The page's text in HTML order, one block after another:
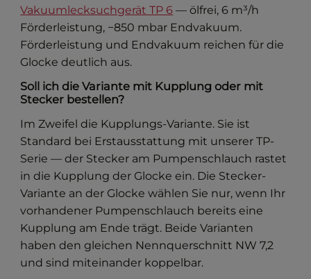
Vakuumlecksuchgerät TP 6 — ölfrei, 6 m³/h
Förderleistung, −850 mbar Endvakuum.
Förderleistung und Endvakuum reichen für die
Glocke deutlich aus.
Soll ich die Variante mit Kupplung oder mit
Stecker bestellen?
Im Zweifel die Kupplungs-Variante. Sie ist
Standard bei Erstausstattung mit unserer TP-
Serie — der Stecker am Pumpenschlauch rastet
in die Kupplung der Glocke ein. Die Stecker-
Variante an der Glocke wählen Sie nur, wenn Ihr
vorhandener Pumpenschlauch bereits eine
Kupplung am Ende trägt. Beide Varianten
haben den gleichen Nennquerschnitt NW 7,2
und sind miteinander koppelbar.